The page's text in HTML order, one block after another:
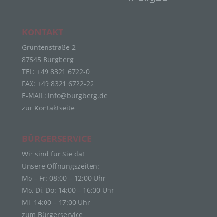
KONTAKT
Grüntenstraße 2
87545 Burgberg
TEL: +49 8321 6722-0
FAX: +49 8321 6722-22
E-MAIL: info@burgberg.de
zur Kontaktseite
BÜRGERSERVICE
Wir sind für Sie da!
Unsere Öffnungszeiten:
Mo – Fr: 08:00 – 12:00 Uhr
Mo, Di, Do: 14:00 – 16:00 Uhr
Mi: 14:00 – 17:00 Uhr
zum Bürgerservice
Betroffene Person ist jede identifizierte oder
identifizierbare natürliche Person, deren
personenbezogene Daten von dem für die
Verarbeitung Verantwortlichen verarbeitet werden.
c) Verarbeitung
automatisierter Verfahren ausgeführte Vorgang
oder jede solche Vorgangsreihe im
das Ordnen, die Speicherung, die Anpassung oder
Verwendung, die Offenlegung durch Übermittlung,
Verbreitung oder eine andere Form der
Bereitstellung, den Abgleich oder die Verknüpfung,
die Einschränkung, das Löschen oder die
d) Einschränkung der Verarbeitung